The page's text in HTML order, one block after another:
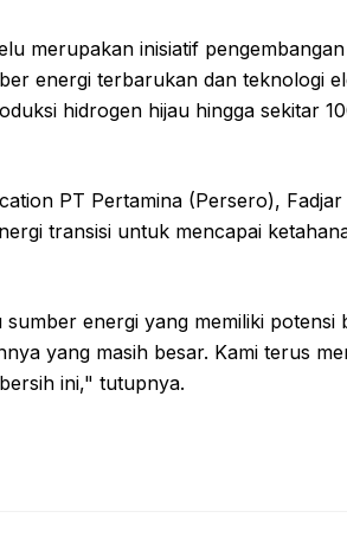
merupakan inisiatif
energi terbarukan dan teknologi
hidrogen hijau hingga sekitar
PT Pertamina (Persero),
transisi untuk mencapai
energi yang memiliki
yang masih besar. Kami terus
ini," tutupnya.